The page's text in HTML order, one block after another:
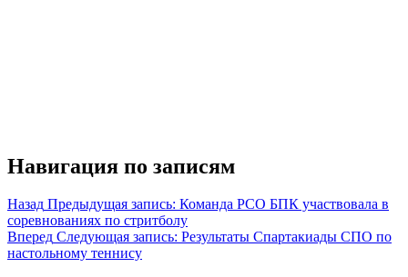
Навигация по записям
Назад Предыдущая запись: Команда РСО БПК участвовала в
соревнованиях по стритболу
Вперед Следующая запись: Результаты Спартакиады СПО по
настольному теннису